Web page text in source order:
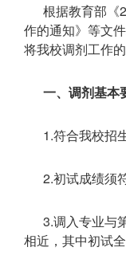
根据教育部《
作的通知》等文
将我校调剂工作
一、调剂基本
1.符合我校招
2.初试成绩须
3.调入专业与
相近，其中初试